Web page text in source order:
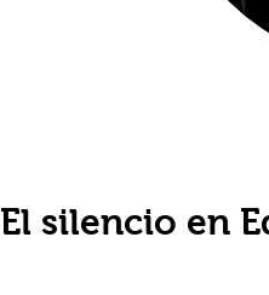
El silencio en